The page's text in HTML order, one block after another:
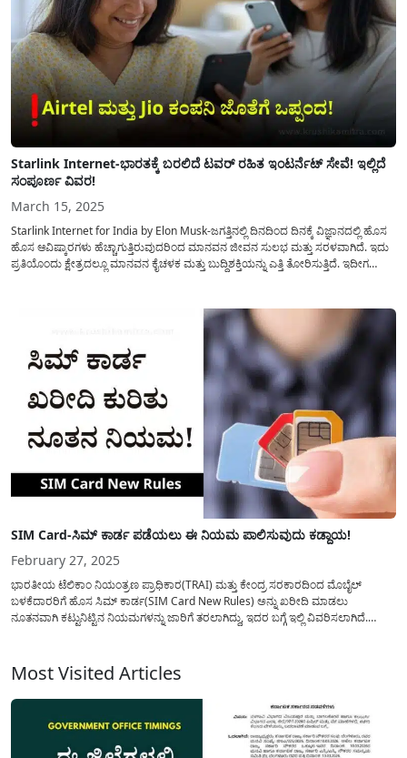
Starlink Internet-ಭಾರತಕ್ಕೆ ಬರಲಿದೆ ಟವರ್ ರಹಿತ ಇಂಟರ್ನೆಟ್ ಸೇವೆ! ಇಲ್ಲಿದೆ
ಸಂಪೂರ್ಣ ವಿವರ!
March 15, 2025
Starlink Internet for India by Elon Musk-ಜಗತ್ತಿನಲ್ಲಿ ದಿನದಿಂದ ದಿನಕ್ಕೆ ವಿಜ್ಞಾನದಲ್ಲಿ ಹೊಸ
ಹೊಸ ಆವಿಷ್ಕಾರಗಳು ಹೆಚ್ಚಾಗುತ್ತಿರುವುದರಿಂದ ಮಾನವನ ಜೀವನ ಸುಲಭ ಮತ್ತು ಸರಳವಾಗಿದೆ. ಇದು
ಪ್ರತಿಯೊಂದು ಕ್ಷೇತ್ರದಲ್ಲೂ ಮಾನವನ ಕೈಚಳಕ ಮತ್ತು ಬುದ್ಧಿಶಕ್ತಿಯನ್ನು ಎತ್ತಿ ತೋರಿಸುತ್ತಿದೆ. ಇದೀಗ
SIM Card-ಸಿಮ್ ಕಾರ್ಡ ಪಡೆಯಲು ಈ ನಿಯಮ ಪಾಲಿಸುವುದು ಕಡ್ದಾಯ!
February 27, 2025
ಭಾರತೀಯ ಟೆಲಿಕಾಂ ನಿಯಂತ್ರಣ ಪ್ರಾಧಿಕಾರ(TRAI) ಮತ್ತು ಕೇಂದ್ರ ಸರಕಾರದಿಂದ ಮೊಬೈಲ್
ಬಳಕೆದಾರರಿಗೆ ಹೊಸ ಸಿಮ್ ಕಾರ್ಡ(SIM Card New Rules) ಅನ್ನು ಖರೀದಿ ಮಾಡಲು
ನೂತನವಾಗಿ ಕಟ್ಟುನಿಟ್ಟಿನ ನಿಯಮಗಳನ್ನು ಜಾರಿಗೆ ತರಲಾಗಿದ್ದು, ಇದರ ಬಗ್ಗೆ ಇಲ್ಲಿ ವಿವರಿಸಲಾಗಿದೆ.
Most Visited Articles